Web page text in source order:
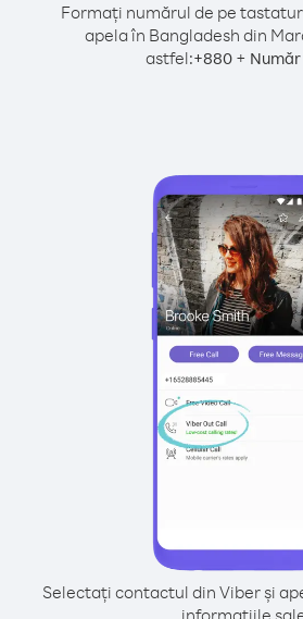
Formați numărul de pe
apela în Bangladesh din
astfel:+880 +
Selectați contactul din Viber și
informațiile